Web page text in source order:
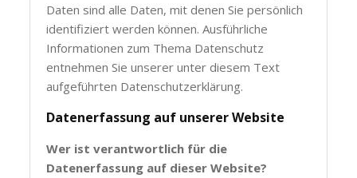
Daten sind alle Daten, mit denen Sie persönlich
identifiziert werden können. Ausführliche
Informationen zum Thema Datenschutz
entnehmen Sie unserer unter diesem Text
aufgeführten Datenschutzerklärung.
Datenerfassung auf unserer Website
Wer ist verantwortlich für die
Datenerfassung auf dieser Website?